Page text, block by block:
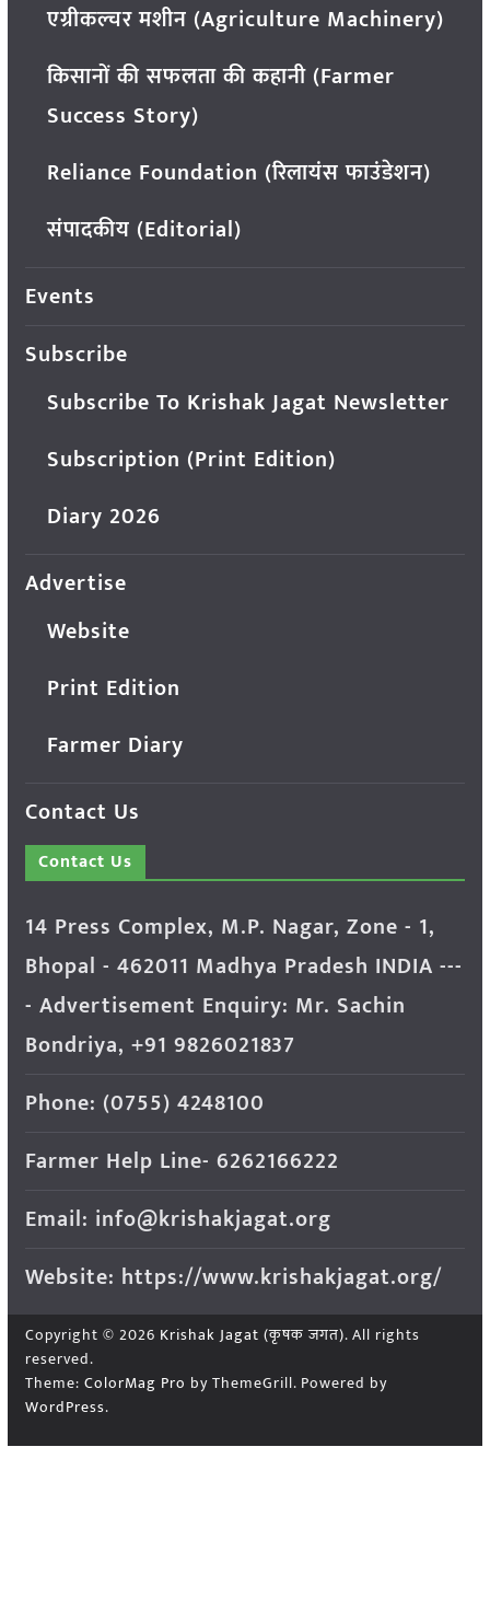
एग्रीकल्चर मशीन (Agriculture Machinery)
किसानों की सफलता की कहानी (Farmer
Success Story)
Reliance Foundation (रिलायंस फाउंडेशन)
संपादकीय (Editorial)
Events
Subscribe
Subscribe To Krishak Jagat Newsletter
Subscription (Print Edition)
Diary 2026
Advertise
Website
Print Edition
Farmer Diary
Contact Us
Contact Us
14 Press Complex, M.P. Nagar, Zone - 1,
Bhopal - 462011 Madhya Pradesh INDIA ---
- Advertisement Enquiry: Mr. Sachin
Bondriya, +91 9826021837
Phone: (0755) 4248100
Farmer Help Line- 6262166222
Email: info@krishakjagat.org
Website: https://www.krishakjagat.org/
Copyright © 2026 Krishak Jagat (कृषक जगत). All rights
reserved.
Theme: ColorMag Pro by ThemeGrill. Powered by
WordPress.